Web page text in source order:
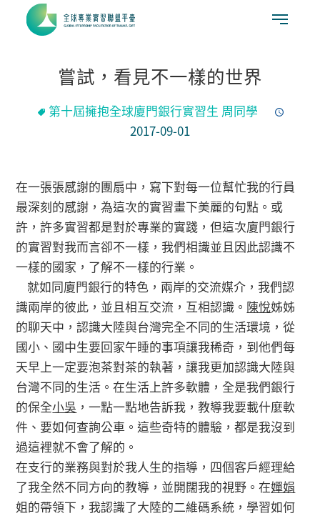
嘗試，看見不一樣的世界
第十屆擁抱全球廈門銀行實習生 周同學
2017-09-01
在一張張感謝的團扇中，寫下對每一位幫忙我的行員
最深刻的感謝，為這次的實習畫下美麗的句點。或
許，許多實習都是對於專業的實踐，但這次廈門銀行
的實習對我而言卻不一樣，我們相識並且因此認識不
一樣的國家，了解不一樣的行業。
就如同廈門銀行的特色，兩岸的交流媒介，我們認
識兩岸的彼此，並且相互交流，互相認識。 陳悅姊姊
的聊天中，認識大陸與台灣完全不同的生活環境，從
國小、國中生要回家午睡的事項讓我稀奇，到他們每
天早上一定要泡茶對茶的執著，讓我更加認識大陸與
台灣不同的生活。在生活上許多軟體，全是我們銀行
的保全小吳 ，一點一點地告訴我，教導我要載什麼軟
件、要如何查詢公車。這些奇特的體驗，都是我沒到
過這裡就不會了解的。
在支行的業務與對於我人生的指導，四個客戶經理給
了我全然不同方向的教導，並開闊我的視野。在嬋娟
姐的帶領下，我認識了大陸的二維碼系統，學習如何